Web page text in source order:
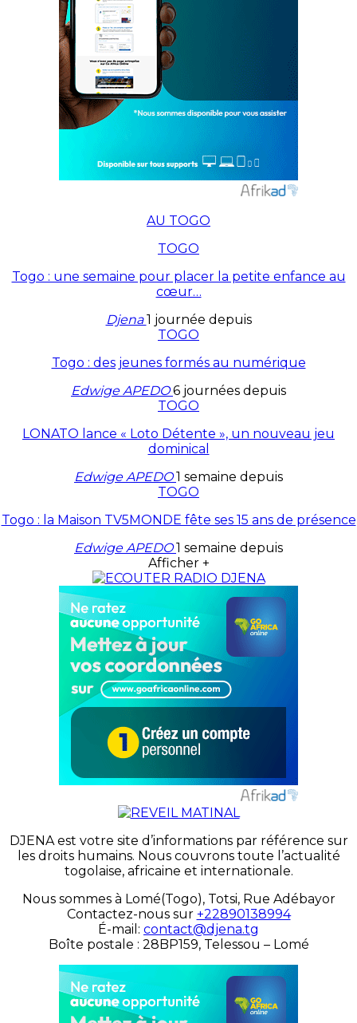
AU TOGO
TOGO
Togo : une semaine pour placer la petite enfance au
cœur…
Djena1 journée depuis
TOGO
Togo : des jeunes formés au numérique
Edwige APEDO6 journées depuis
TOGO
LONATO lance « Loto Détente », un nouveau jeu
dominical
Edwige APEDO1 semaine depuis
TOGO
Togo : la Maison TV5MONDE fête ses 15 ans de présence
Edwige APEDO1 semaine depuis
Afficher +
DJENA est votre site d’informations par référence sur
les droits humains. Nous couvrons toute l’actualité
togolaise, africaine et internationale.
Nous sommes à Lomé(Togo), Totsi, Rue Adébayor
Contactez-nous sur +22890138994
É-mail: contact@djena.tg
Boîte postale : 28BP159, Telessou – Lomé